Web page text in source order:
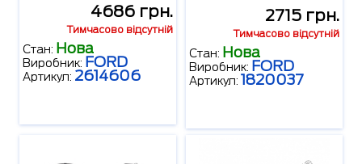
4686 грн.
Тимчасово відсутній
Стан: Нова
Виробник: FORD
Артикул: 2614606
2715 грн.
Тимчасово відсутній
Стан: Нова
Виробник: FORD
Артикул: 1820037